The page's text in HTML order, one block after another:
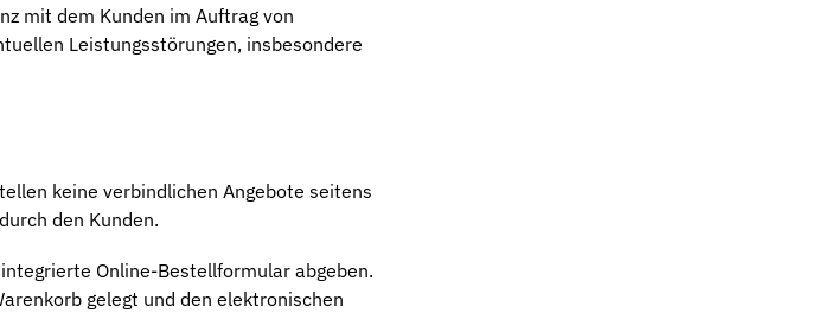
mit dem Kunden im Auftrag von
Leistungsstörungen, insbesondere
keine verbindlichen Angebote seitens
den Kunden.
Online-Bestellformular abgeben.
gelegt und den elektronischen